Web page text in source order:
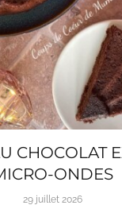
CHOCOLAT
ONDES
29 juillet 2026